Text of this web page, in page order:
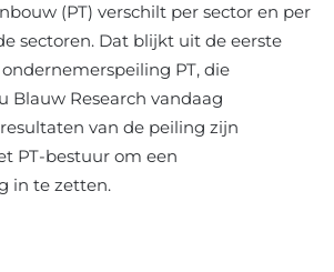
(PT) verschilt per sector en per
sectoren. Dat blijkt uit de eerste
PT, die
Blauw Research vandaag
van de peiling zijn
PT-bestuur om een
in te zetten.